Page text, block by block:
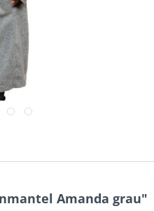
Amanda grau"